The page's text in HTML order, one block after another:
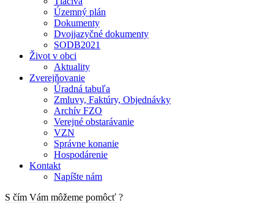
Územný plán
Dokumenty
Dvojjazyčné dokumenty
SODB2021
Život v obci
Aktuality
Zverejňovanie
Úradná tabuľa
Zmluvy, Faktúry, Objednávky
Archív FZO
Verejné obstarávanie
VZN
Správne konanie
Hospodárenie
Kontakt
Napíšte nám
S čím Vám môžeme pomôcť ?